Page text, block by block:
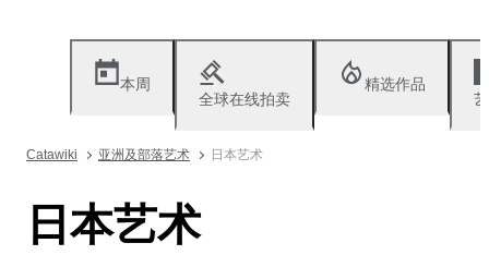
本周
全球在线拍卖
精选作品
Catawiki 亚洲及部落艺术 日本艺术
日本艺术